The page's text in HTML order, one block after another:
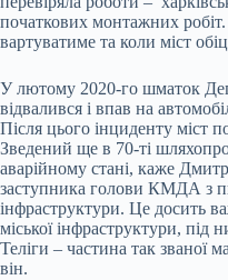
початкових монтажних
вартуватиме та коли міст
У лютому 2020-го шматок
відвалився і впав на
Після цього інциденту міст
Зведений ще в 70-ті
аварійному стані, каже
заступника голови КМДА з
інфраструктури. Це досить
міської інфраструктури,
Теліги – частина так званої
він.